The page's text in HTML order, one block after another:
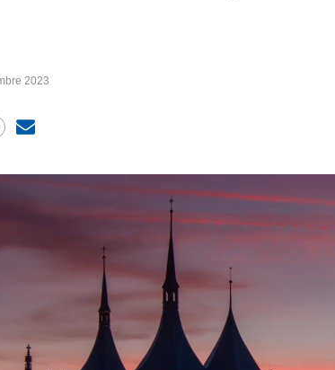
2023